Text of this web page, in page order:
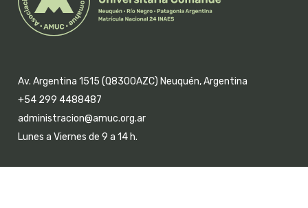
Av. Argentina 1515 (Q8300AZC) Neuquén, Argentina
+54 299 4488487
administracion@amuc.org.ar
Lunes a Viernes de 9 a 14 h.